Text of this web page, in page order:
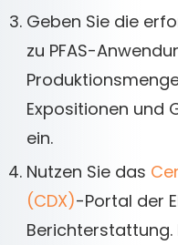
Geben Sie die
zu PFAS-
Expositionen und
ein.
Nutzen Sie das
(CDX)-Portal der